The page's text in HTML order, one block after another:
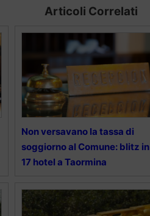
Articoli Correlati
Non versavano la tassa di
soggiorno al Comune: blitz in
17 hotel a Taormina